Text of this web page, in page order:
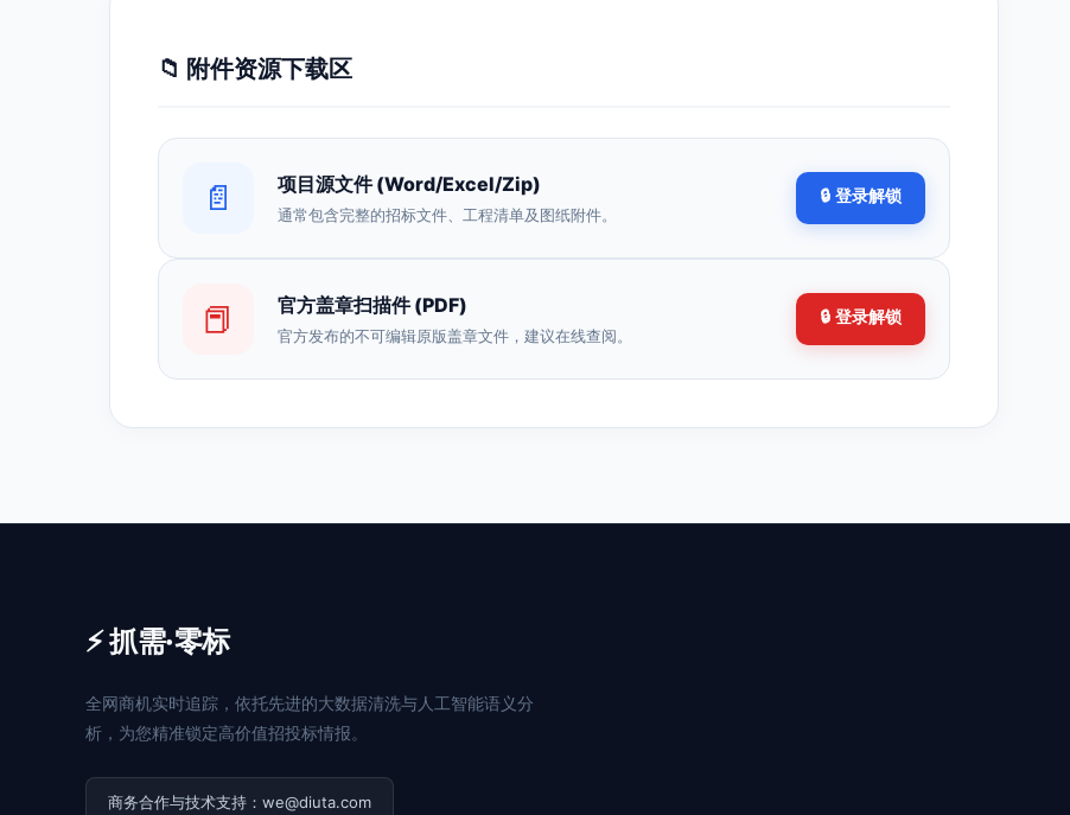
📁 附件资源下载区
📄 项目源文件 (Word/Excel/Zip)
通常包含完整的招标文件、工程清单及图纸附件。
🔒 登录解锁
📕 官方盖章扫描件 (PDF)
官方发布的不可编辑原版盖章文件，建议在线查阅。
🔒 登录解锁
⚡ 抓需·零标
全网商机实时追踪，依托先进的大数据清洗与人工智能语义分
析，为您精准锁定高价值招投标情报。
商务合作与技术支持：we@diuta.com